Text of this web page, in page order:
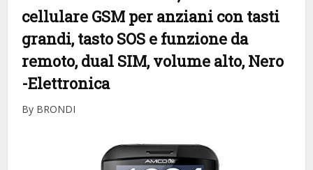
cellulare GSM per anziani con tasti
grandi, tasto SOS e funzione da
remoto, dual SIM, volume alto, Nero
-Elettronica
By BRONDI